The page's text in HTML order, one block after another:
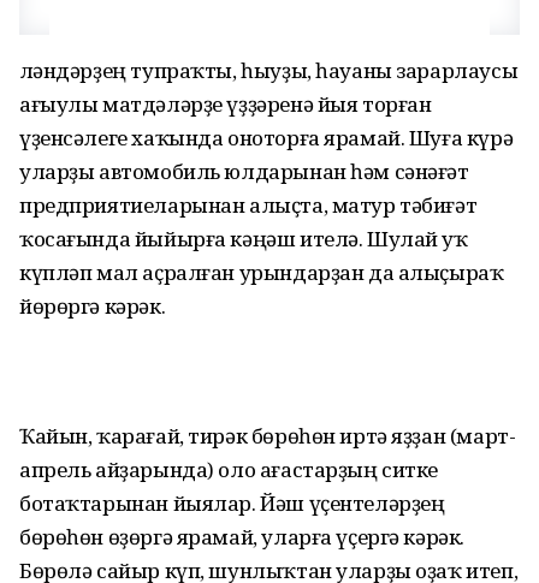
Үләндәрҙең тупраҡты, һыуҙы, һауаны зарарлаусы
ағыулы матдәләрҙе үҙҙәренә йыя торған
үҙенсәлеге хаҡында оноторға ярамай. Шуға күрә
уларҙы автомобиль юлдарынан һәм сәнәғәт
предприятиеларынан алыҫта, матур тәбиғәт
ҡосағында йыйырға кәңәш ителә. Шулай уҡ
күпләп мал аҫралған урындарҙан да алыҫыраҡ
йөрөргә кәрәк.
Ҡайын, ҡарағай, тирәк бөрөһөн иртә яҙҙан (март-
апрель айҙарында) оло ағастарҙың ситке
ботаҡтарынан йыялар. Йәш үҫентеләрҙең
бөрөһөн өҙөргә ярамай, уларға үҫергә кәрәк.
Бөрөлә сайыр күп, шунлыҡтан уларҙы оҙаҡ итеп,